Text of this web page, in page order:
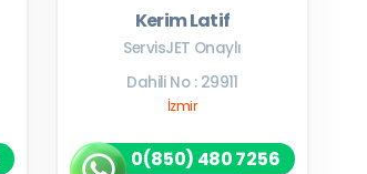
Kerim Latif
ServisJET Onaylı
Dahili No : 29911
İzmir
0(850) 480 7256